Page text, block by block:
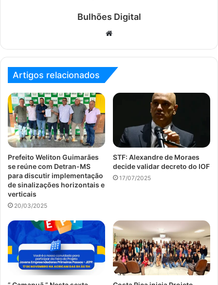
Bulhões Digital
Website
Artigos relacionados
Prefeito Weliton Guimarães
se reúne com Detran-MS
para discutir implementação
de sinalizações horizontais e
verticais
20/03/2025
STF: Alexandre de Moraes
decide validar decreto do IOF
17/07/2025